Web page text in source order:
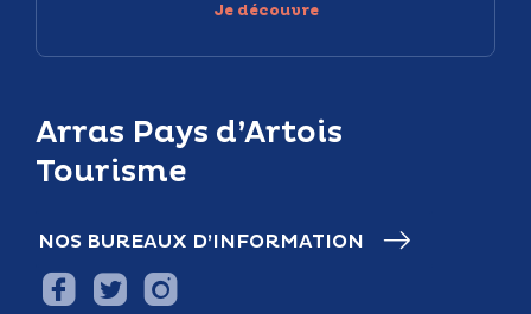
Arras Pays d’Artois
Tourisme
NOS BUREAUX D’INFORMATION
Je découvre